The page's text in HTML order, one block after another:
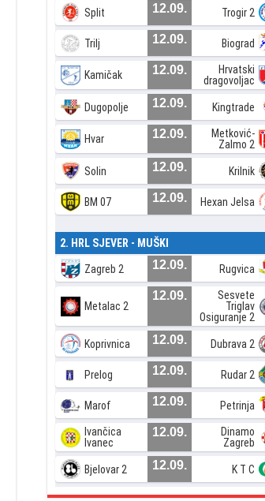
Split 12.09. Trogir 2
Trilj 12.09. Biograd
Kamičak 12.09.
Hrvatski
dragovoljac
Dugopolje 12.09. Kingtrade
Hvar 12.09.
Metković-
Zalmo 2
Solin 12.09. Krilnik
BM 07 12.09. Hexan Jelsa
2. HRL SJEVER - MUŠKI
Zagreb 2 12.09. Rugvica
Metalac 2
12.09.
Sesvete
Triglav
Osiguranje 2
Koprivnica 12.09. Dubrava 2
Prelog 12.09. Rudar 2
Marof 12.09. Petrinja
Ivančica
Ivanec
12.09.
Dinamo
Zagreb
Bjelovar 2 12.09. K T C